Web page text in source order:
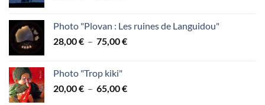
28,00 €
à
Photo "Plovan : Les ruines de Languidou"
28,00€ – 75,00€Plage
à
Photo "Trop kiki"
20,00€ – 65,00€Plage